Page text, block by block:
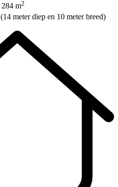
284 m2
(14 meter diep en 10 meter breed)